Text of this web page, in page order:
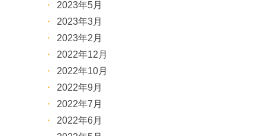
2023年5月
2023年3月
2023年2月
2022年12月
2022年10月
2022年9月
2022年7月
2022年6月